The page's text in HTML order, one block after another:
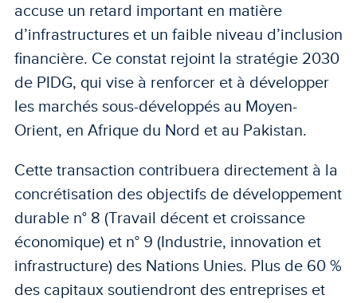
accuse un retard important en matière
d’infrastructures et un faible niveau d’inclusion
financière. Ce constat rejoint la stratégie 2030
de PIDG, qui vise à renforcer et à développer
les marchés sous-développés au Moyen-
Orient, en Afrique du Nord et au Pakistan.
Cette transaction contribuera directement à la
concrétisation des objectifs de développement
durable n° 8 (Travail décent et croissance
économique) et n° 9 (Industrie, innovation et
infrastructure) des Nations Unies. Plus de 60 %
des capitaux soutiendront des entreprises et